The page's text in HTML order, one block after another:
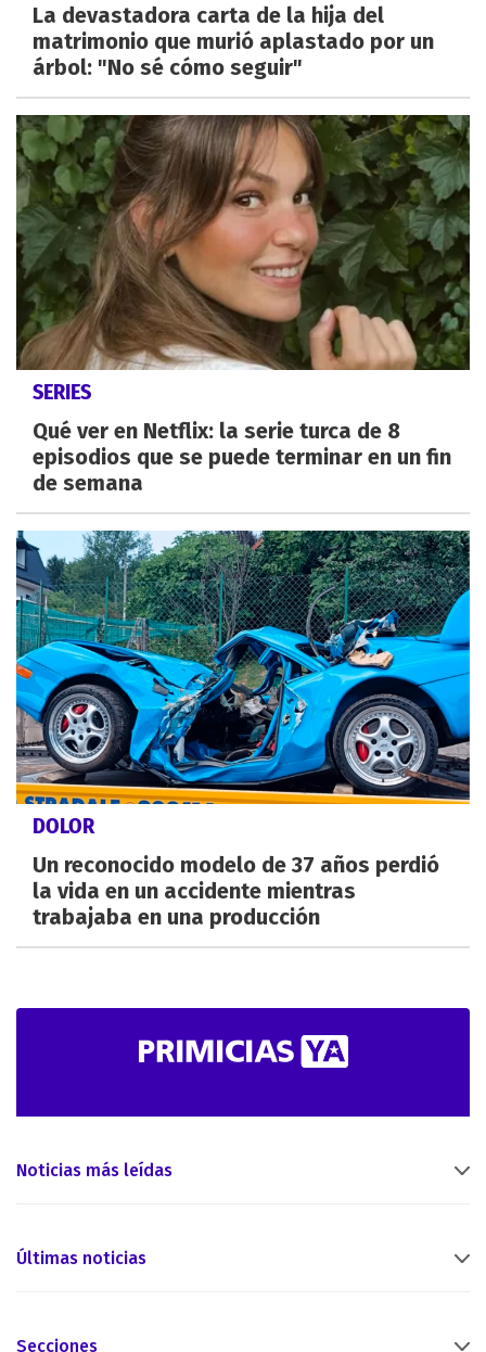
La devastadora carta de la hija del
matrimonio que murió aplastado por un
árbol: "No sé cómo seguir"
SERIES
Qué ver en Netflix: la serie turca de 8
episodios que se puede terminar en un fin
de semana
DOLOR
Un reconocido modelo de 37 años perdió
la vida en un accidente mientras
trabajaba en una producción
Noticias más leídas
Últimas noticias
Secciones